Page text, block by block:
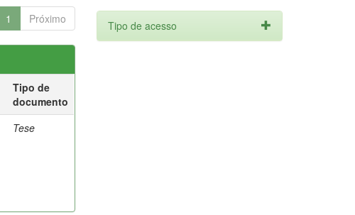
1 Próximo
Tipo de
documento
Tese
Tipo de acesso